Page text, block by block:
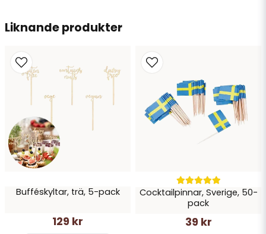
Ja, ni får publicera min fråga
Liknande produkter
Bufféskyltar, trä, 5-pack
129 kr
Cocktailpinnar, Sverige, 50-
pack
39 kr